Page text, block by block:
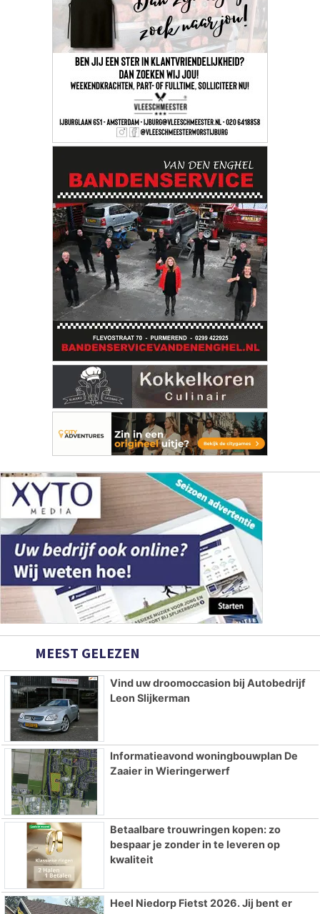
MEEST GELEZEN
Vind uw droomoccasion bij Autobedrijf
Leon Slijkerman
Informatieavond woningbouwplan De
Zaaier in Wieringerwerf
Betaalbare trouwringen kopen: zo
bespaar je zonder in te leveren op
kwaliteit
Heel Niedorp Fietst 2026. Jij bent er